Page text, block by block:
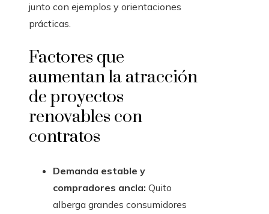
junto con ejemplos y orientaciones
prácticas.
Factores que
aumentan la atracción
de proyectos
renovables con
contratos
Demanda estable y
compradores ancla: Quito
alberga grandes consumidores